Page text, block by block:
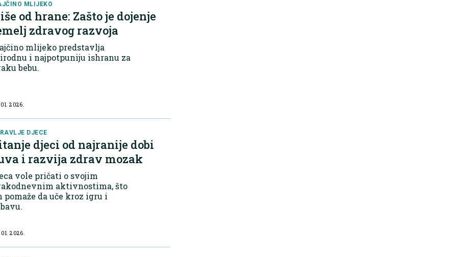
MLIJEKO
od hrane: Zašto je dojenje
zdravog razvoja
mlijeko predstavlja
i najpotpuniju ishranu za
bebu.
2026.
DJECE
djeci od najranije dobi
i razvija zdrav mozak
vole pričati o svojim
aktivnostima, što
pomaže da uče kroz igru i
2026.